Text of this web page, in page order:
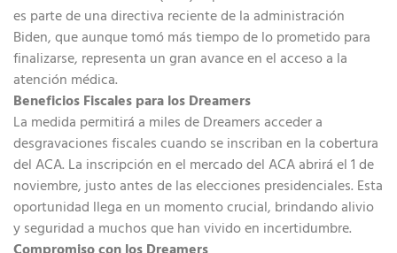
es parte de una directiva reciente de la administración
Biden, que aunque tomó más tiempo de lo prometido para
finalizarse, representa un gran avance en el acceso a la
atención médica.
Beneficios Fiscales para los Dreamers
La medida permitirá a miles de Dreamers acceder a
desgravaciones fiscales cuando se inscriban en la cobertura
del ACA. La inscripción en el mercado del ACA abrirá el 1 de
noviembre, justo antes de las elecciones presidenciales. Esta
oportunidad llega en un momento crucial, brindando alivio
y seguridad a muchos que han vivido en incertidumbre.